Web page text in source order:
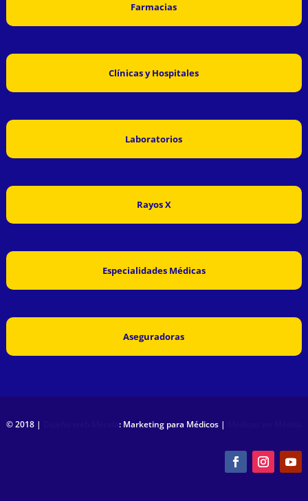
Farmacias
Clínicas y Hospitales
Laboratorios
Rayos X
Especialidades Médicas
Aseguradoras
© 2018 | : Marketing para Médicos |